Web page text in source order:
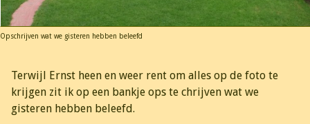
Opschrijven wat we gisteren hebben beleefd
Terwijl Ernst heen en weer rent om alles op de foto te
krijgen zit ik op een bankje ops te chrijven wat we
gisteren hebben beleefd.